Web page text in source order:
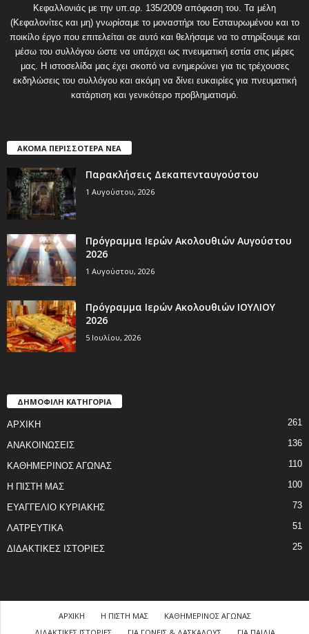
Κεφαλλονιάς με την υπ.αρ. 135/2009 απόφαση του. Τα μέλη
(Κεφαλονίτες και μη) γνωρίσαμε το μοναστήρι του Εσταυρωμένου και το
ποικίλο έργο που επιτελείται σε αυτό και θελήσαμε να το στηρίξουμε και
μέσω του συλλόγου ώστε να υπάρχει ως πνευματική εστία στις μέρες
μας. Η ιστοσελίδα μας έχει σκοπό να ενημερώνει για τις τρέχουσες
εκδηλώσεις του συλλόγου και ακόμη να δίνει ευκαιρίες για πνευματική
κατάρτιση και γενικότερο προβληματισμό.
ΑΚΟΜΑ ΠΕΡΙΣΣΟΤΕΡΑ ΝΕΑ
Παρακλήσεις Δεκαπενταυγούστου
1 Αυγούστου, 2026
Πρόγραμμα Ιερών Ακολουθιών Αυγούστου
2026
1 Αυγούστου, 2026
Πρόγραμμα Ιερών Ακολουθιών ΙΟΥΛΙΟΥ
2026
5 Ιουλίου, 2026
ΔΗΜΟΦΙΛΗ ΚΑΤΗΓΟΡΙΑ
ΑΡΧΙΚΗ 261
ΑΝΑΚΟΙΝΩΣΕΙΣ 136
ΚΑΘΗΜΕΡΙΝΟΣ ΑΓΩΝΑΣ 110
Η ΠΙΣΤΗ ΜΑΣ 100
ΕΥΑΓΓΕΛΙΟ ΚΥΡΙΑΚΗΣ 73
ΛΑΤΡΕΥΤΙΚΑ 51
ΔΙΔΑΚΤΙΚΕΣ ΙΣΤΟΡΙΕΣ 25
ΑΡΧΙΚΗ Η ΠΙΣΤΗ ΜΑΣ
ΚΑΘΗΜΕΡΙΝΟΣ ΑΓΩΝΑΣ